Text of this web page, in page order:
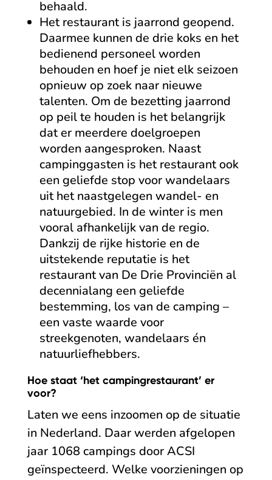
behaald.
Het restaurant is jaarrond geopend.
Daarmee kunnen de drie koks en het
bedienend personeel worden
behouden en hoef je niet elk seizoen
opnieuw op zoek naar nieuwe
talenten. Om de bezetting jaarrond
op peil te houden is het belangrijk
dat er meerdere doelgroepen
worden aangesproken. Naast
campinggasten is het restaurant ook
een geliefde stop voor wandelaars
uit het naastgelegen wandel- en
natuurgebied. In de winter is men
vooral afhankelijk van de regio.
Dankzij de rijke historie en de
uitstekende reputatie is het
restaurant van De Drie Provinciën al
decennialang een geliefde
bestemming, los van de camping –
een vaste waarde voor
streekgenoten, wandelaars én
natuurliefhebbers.
Hoe staat ‘het campingrestaurant’ er
voor?
Laten we eens inzoomen op de situatie
in Nederland. Daar werden afgelopen
jaar 1068 campings door ACSI
geïnspecteerd. Welke voorzieningen op